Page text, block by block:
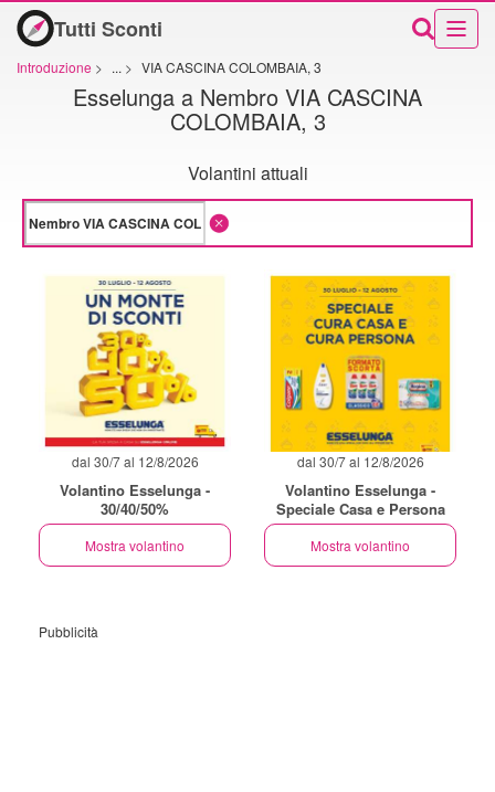
Tutti Sconti
Introduzione > ... > VIA CASCINA COLOMBAIA, 3
Esselunga a Nembro VIA CASCINA
COLOMBAIA, 3
Volantini attuali
dal 30/7 al 12/8/2026
Volantino Esselunga -
30/40/50%
Mostra volantino
dal 30/7 al 12/8/2026
Volantino Esselunga -
Speciale Casa e Persona
Mostra volantino
Pubblicità